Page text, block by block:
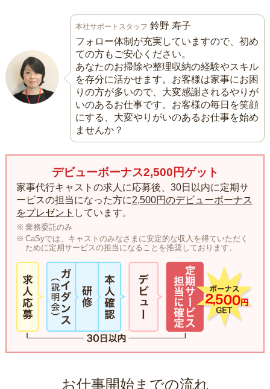
本社サポートスタッフ 鈴野 寿子
フォロー体制が充実していますので、初め
ての方もご安心ください。
あなたのお掃除や整理収納の経験やスキル
を存分に活かせます。お客様は家事にお困
りの方が多いので、大変感謝されるやりが
いのあるお仕事です。お客様の毎日を笑顔
にする、大変やりがいのあるお仕事を始め
ませんか？
デビューボーナス2,500円ゲット
家事代行キャストの求人に応募後、30日以内に定期サ
ービスの担当になった方に2,500円のデビューボーナス
をプレゼント しています。
業務委託のみ
CaSyでは、キャストのみなさまに安定的な収入を得ていただく
ために定期サービスの担当になることを推奨しております。
お仕事開始までの流れ